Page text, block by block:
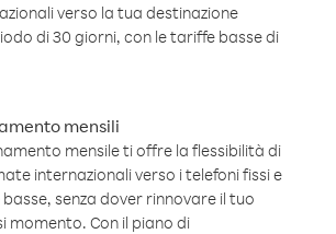
verso la tua destinazione
di 30 giorni, con le tariffe basse di
mensili
mensile ti offre la flessibilità di
internazionali verso i telefoni fissi e
senza dover rinnovare il tuo
momento. Con il piano di